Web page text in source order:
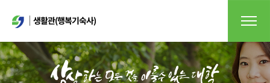
생활관(행복기숙사)